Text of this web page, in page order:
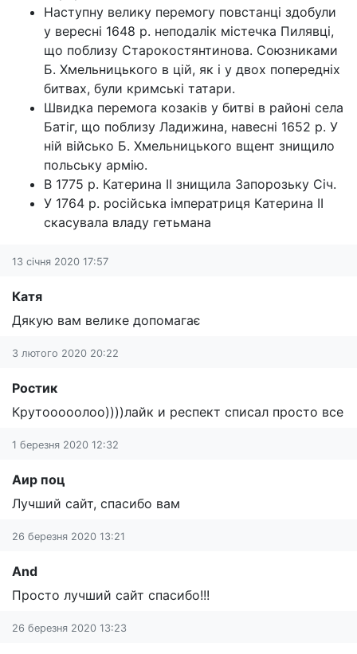
Наступну велику перемогу повстанці здобули
у вересні 1648 р. неподалік містечка Пилявці,
що поблизу Старокостянтинова. Союзниками
Б. Хмельницького в цій, як і у двох попередніх
битвах, були кримські татари.
Швидка перемога козаків у битві в районі села
Батіг, що поблизу Ладижина, навесні 1652 р. У
ній військо Б. Хмельницького вщент знищило
польську армію.
В 1775 р. Катерина II знищила Запорозьку Січ.
У 1764 р. російська імператриця Катерина II
скасувала владу гетьмана
13 січня 2020 17:57
Катя
Дякую вам велике допомагає
3 лютого 2020 20:22
Ростик
Крутооооолоо))))лайк и респект списал просто все
1 березня 2020 12:32
Аир поц
Лучший сайт, спасибо вам
26 березня 2020 13:21
And
Просто лучший сайт спасибо!!!
26 березня 2020 13:23